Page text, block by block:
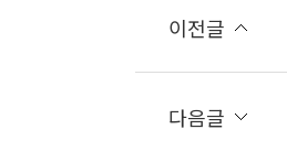
이전글
다음글